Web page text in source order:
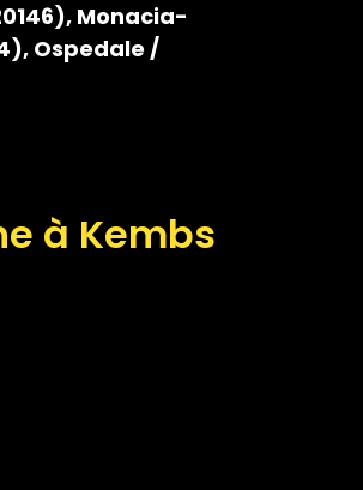
, Monacia-
Ospedale /
à Kembs